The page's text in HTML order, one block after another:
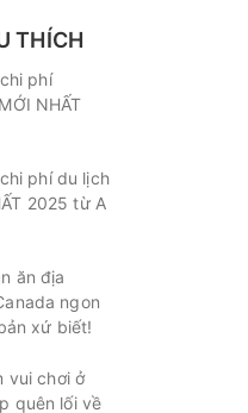
THÍCH
phí
NHẤT
phí du lịch
2025 từ A
ăn địa
ngon
xứ biết!
vui chơi ở
quên lối về